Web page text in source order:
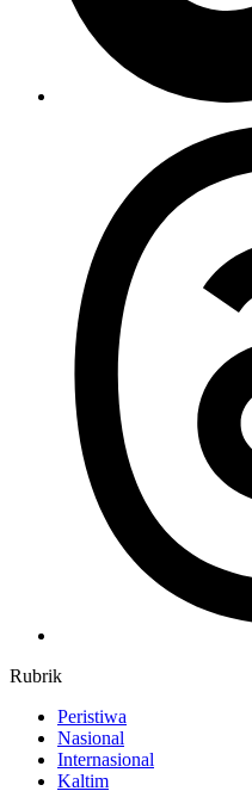
Rubrik
Peristiwa
Nasional
Internasional
Kaltim